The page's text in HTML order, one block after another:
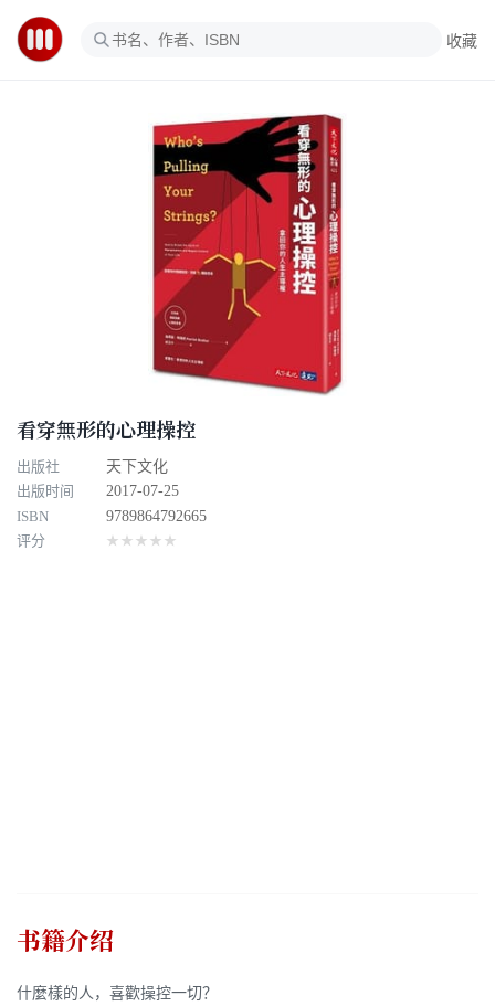
收藏
看穿無形的心理操控
出版社
天下文化
出版时间
2017-07-25
ISBN
9789864792665
评分
★★★★★
书籍介绍
什麼樣的人，喜歡操控一切？